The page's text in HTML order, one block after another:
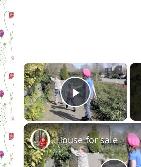
×
Play Video
House for sale